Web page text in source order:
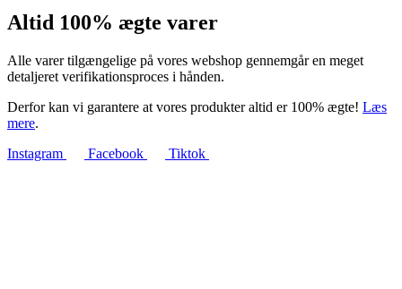
Altid 100% ægte varer
Alle varer tilgængelige på vores webshop gennemgår en meget
detaljeret verifikationsproces i hånden.
Derfor kan vi garantere at vores produkter altid er 100% ægte! Læs
mere.
Instagram
Facebook Tiktok